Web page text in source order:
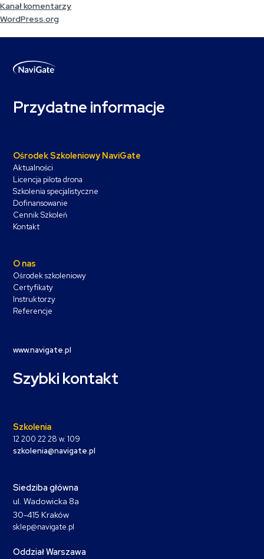
Kanał komentarzy
WordPress.org
Przydatne informacje
Ośrodek Szkoleniowy NaviGate
Aktualności
Licencja pilota drona
Szkolenia specjalistyczne
Dofinansowanie
Cennik Szkoleń
Kontakt
O nas
Ośrodek szkoleniowy
Certyfikaty
Instruktorzy
Referencje
www.navigate.pl
Szybki kontakt
Szkolenia
12 200 22 28 w. 109
szkolenia@navigate.pl
Siedziba główna
ul. Wadowicka 8a
30-415 Kraków
sklep@navigate.pl
Oddział Warszawa